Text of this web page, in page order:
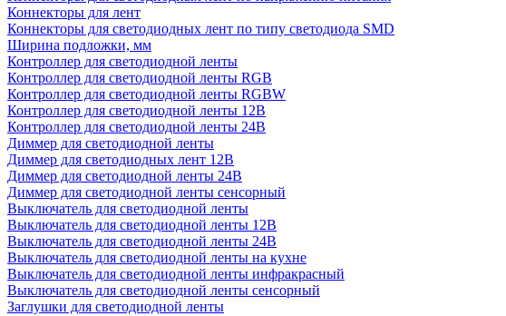
Коннекторы для лент
Коннекторы для светодиодных лент по типу светодиода SMD
Ширина подложки, мм
Контроллер для светодиодной ленты
Контроллер для светодиодной ленты RGB
Контроллер для светодиодной ленты RGBW
Контроллер для светодиодной ленты 12В
Контроллер для светодиодной ленты 24В
Диммер для светодиодной ленты
Диммер для светодиодных лент 12В
Диммер для светодиодной ленты 24В
Диммер для светодиодной ленты сенсорный
Выключатель для светодиодной ленты
Выключатель для светодиодной ленты 12В
Выключатель для светодиодной ленты 24В
Выключатель для светодиодной ленты на кухне
Выключатель для светодиодной ленты инфракрасный
Выключатель для светодиодной ленты сенсорный
Заглушки для светодиодной ленты